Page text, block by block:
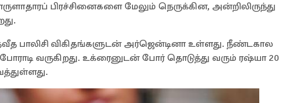
பிரச்சினைகளை மேலும் நெருக்கின, அன்றிலிருந்து
பாலிசி விகிதங்களுடன் அர்ஜென்டினா உள்ளது. நீண்டகால
வருகிறது. உக்ரைனுடன் போர் தொடுத்து வரும் ரஷ்யா 20